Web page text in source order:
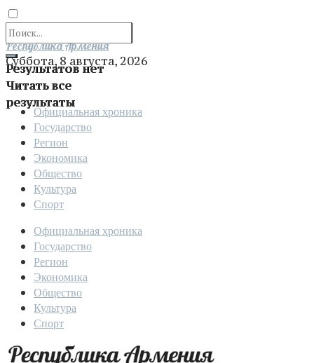
Результатов нет
Читать все
результаты
Отправить
Республика Армения
Суббота, 8 августа, 2026
Официальная хроника
Государство
Регион
Экономика
Общество
Культура
Спорт
Официальная хроника
Государство
Регион
Экономика
Общество
Культура
Спорт